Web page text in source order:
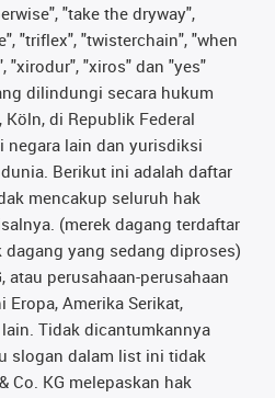
"take the dryway",
"triflex", "twisterchain", "when
"xirodur", "xiros" dan "yes"
dilindungi secara hukum
Köln, di Republik Federal
negara lain dan yurisdiksi
Berikut ini adalah daftar
mencakup seluruh hak
(merek dagang terdaftar
yang sedang diproses)
atau perusahaan-perusahaan
Amerika Serikat,
Tidak dicantumkannya
slogan dalam list ini tidak
Co. KG melepaskan hak